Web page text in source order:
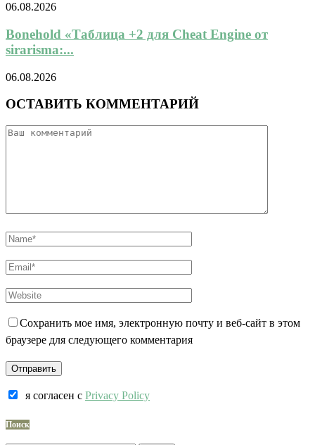
06.08.2026
Bonehold «Таблица +2 для Cheat Engine от
sirarisma:...
06.08.2026
ОСТАВИТЬ КОММЕНТАРИЙ
Сохранить мое имя, электронную почту и веб-сайт в этом
браузере для следующего комментария
я согласен c Privacy Policy
Поиск